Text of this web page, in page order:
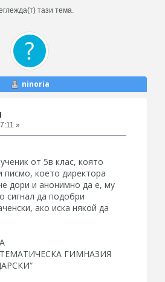
тази тема.
ninoria
»
от 5в клас, която
писмо, което директора
дори и анонимно да е, му
сигнал да подобри
ако иска някой да
ГИМНАЗИЯ